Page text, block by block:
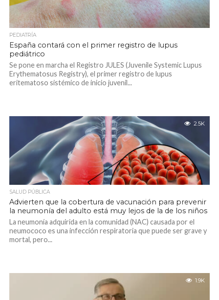
PEDIATRÍA
España contará con el primer registro de lupus
pediátrico
Se pone en marcha el Registro JULES (Juvenile Systemic Lupus
Erythematosus Registry), el primer registro de lupus
eritematoso sistémico de inicio juvenil...
2.5K
SALUD PÚBLICA
Advierten que la cobertura de vacunación para prevenir
la neumonía del adulto está muy lejos de la de los niños
La neumonía adquirida en la comunidad (NAC) causada por el
neumococo es una infección respiratoria que puede ser grave y
mortal, pero...
1.9K